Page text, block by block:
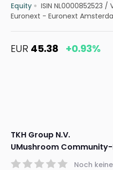
Equity ISIN NL0000852523 /
Euronext - Euronext
EUR 45.38 +0.93%
TKH Group N.V.
UMushroom
Noch